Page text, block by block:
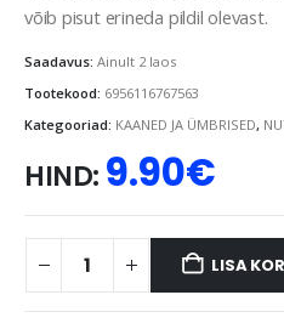
võib pisut erineda pildil olevast.
Saadavus: Ainult 2 laos
Tootekood: 6956116767563
Kategooriad: KAANED JA ÜMBRISED,
HIND: 9.90€
LISA